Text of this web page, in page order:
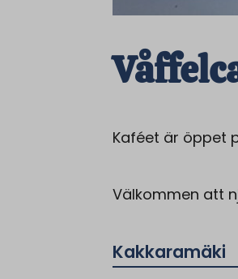
Kaféet är öppet
Välkommen att
Kakkaramäki